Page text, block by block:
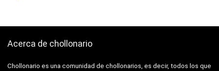
Acerca de chollonario
Chollonario es una comunidad de chollonarios, es decir, todos los que